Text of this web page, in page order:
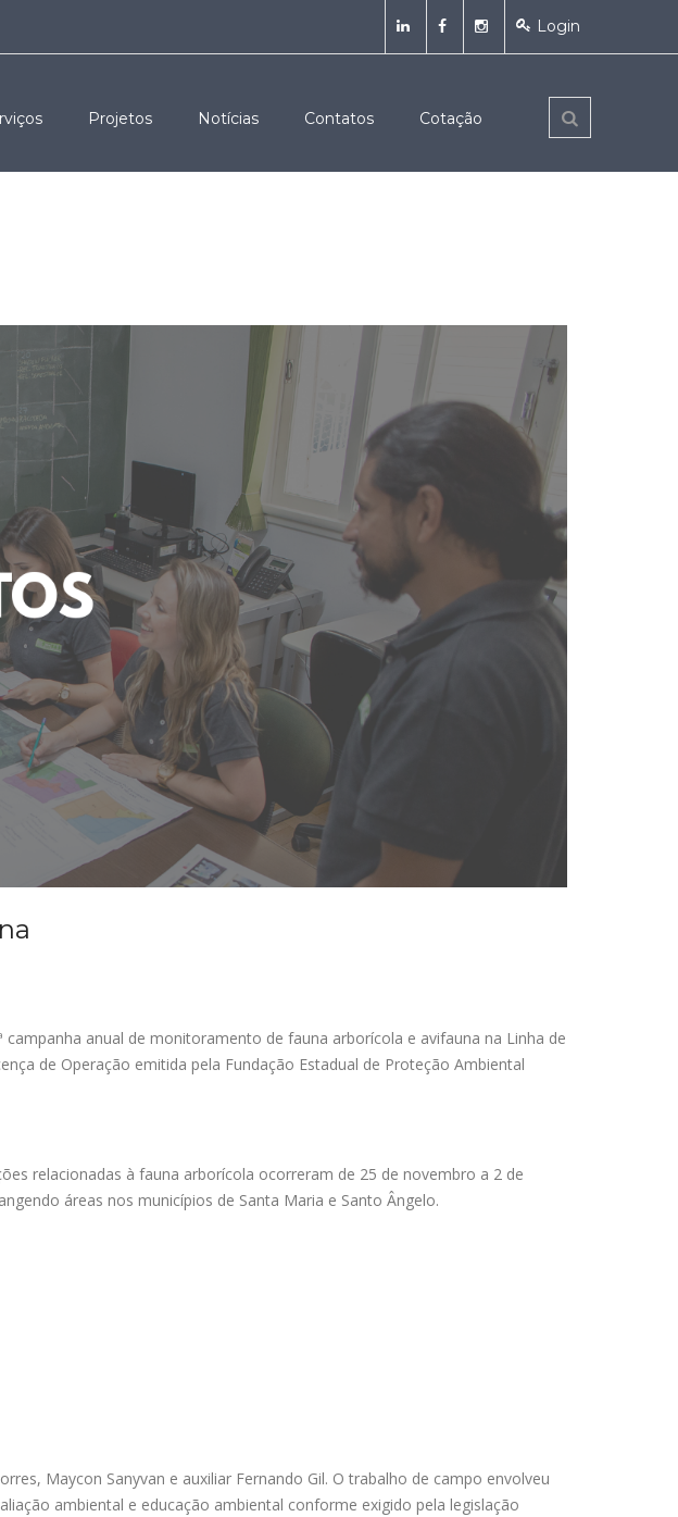
Login
Projetos Notícias Contatos Cotação
anual de monitoramento de fauna arborícola e avifauna na Linha de
de Operação emitida pela Fundação Estadual de Proteção Ambiental
relacionadas à fauna arborícola ocorreram de 25 de novembro a 2 de
áreas nos municípios de Santa Maria e Santo Ângelo.
Maycon Sanyvan e auxiliar Fernando Gil. O trabalho de campo envolveu
ambiental e educação ambiental conforme exigido pela legislação